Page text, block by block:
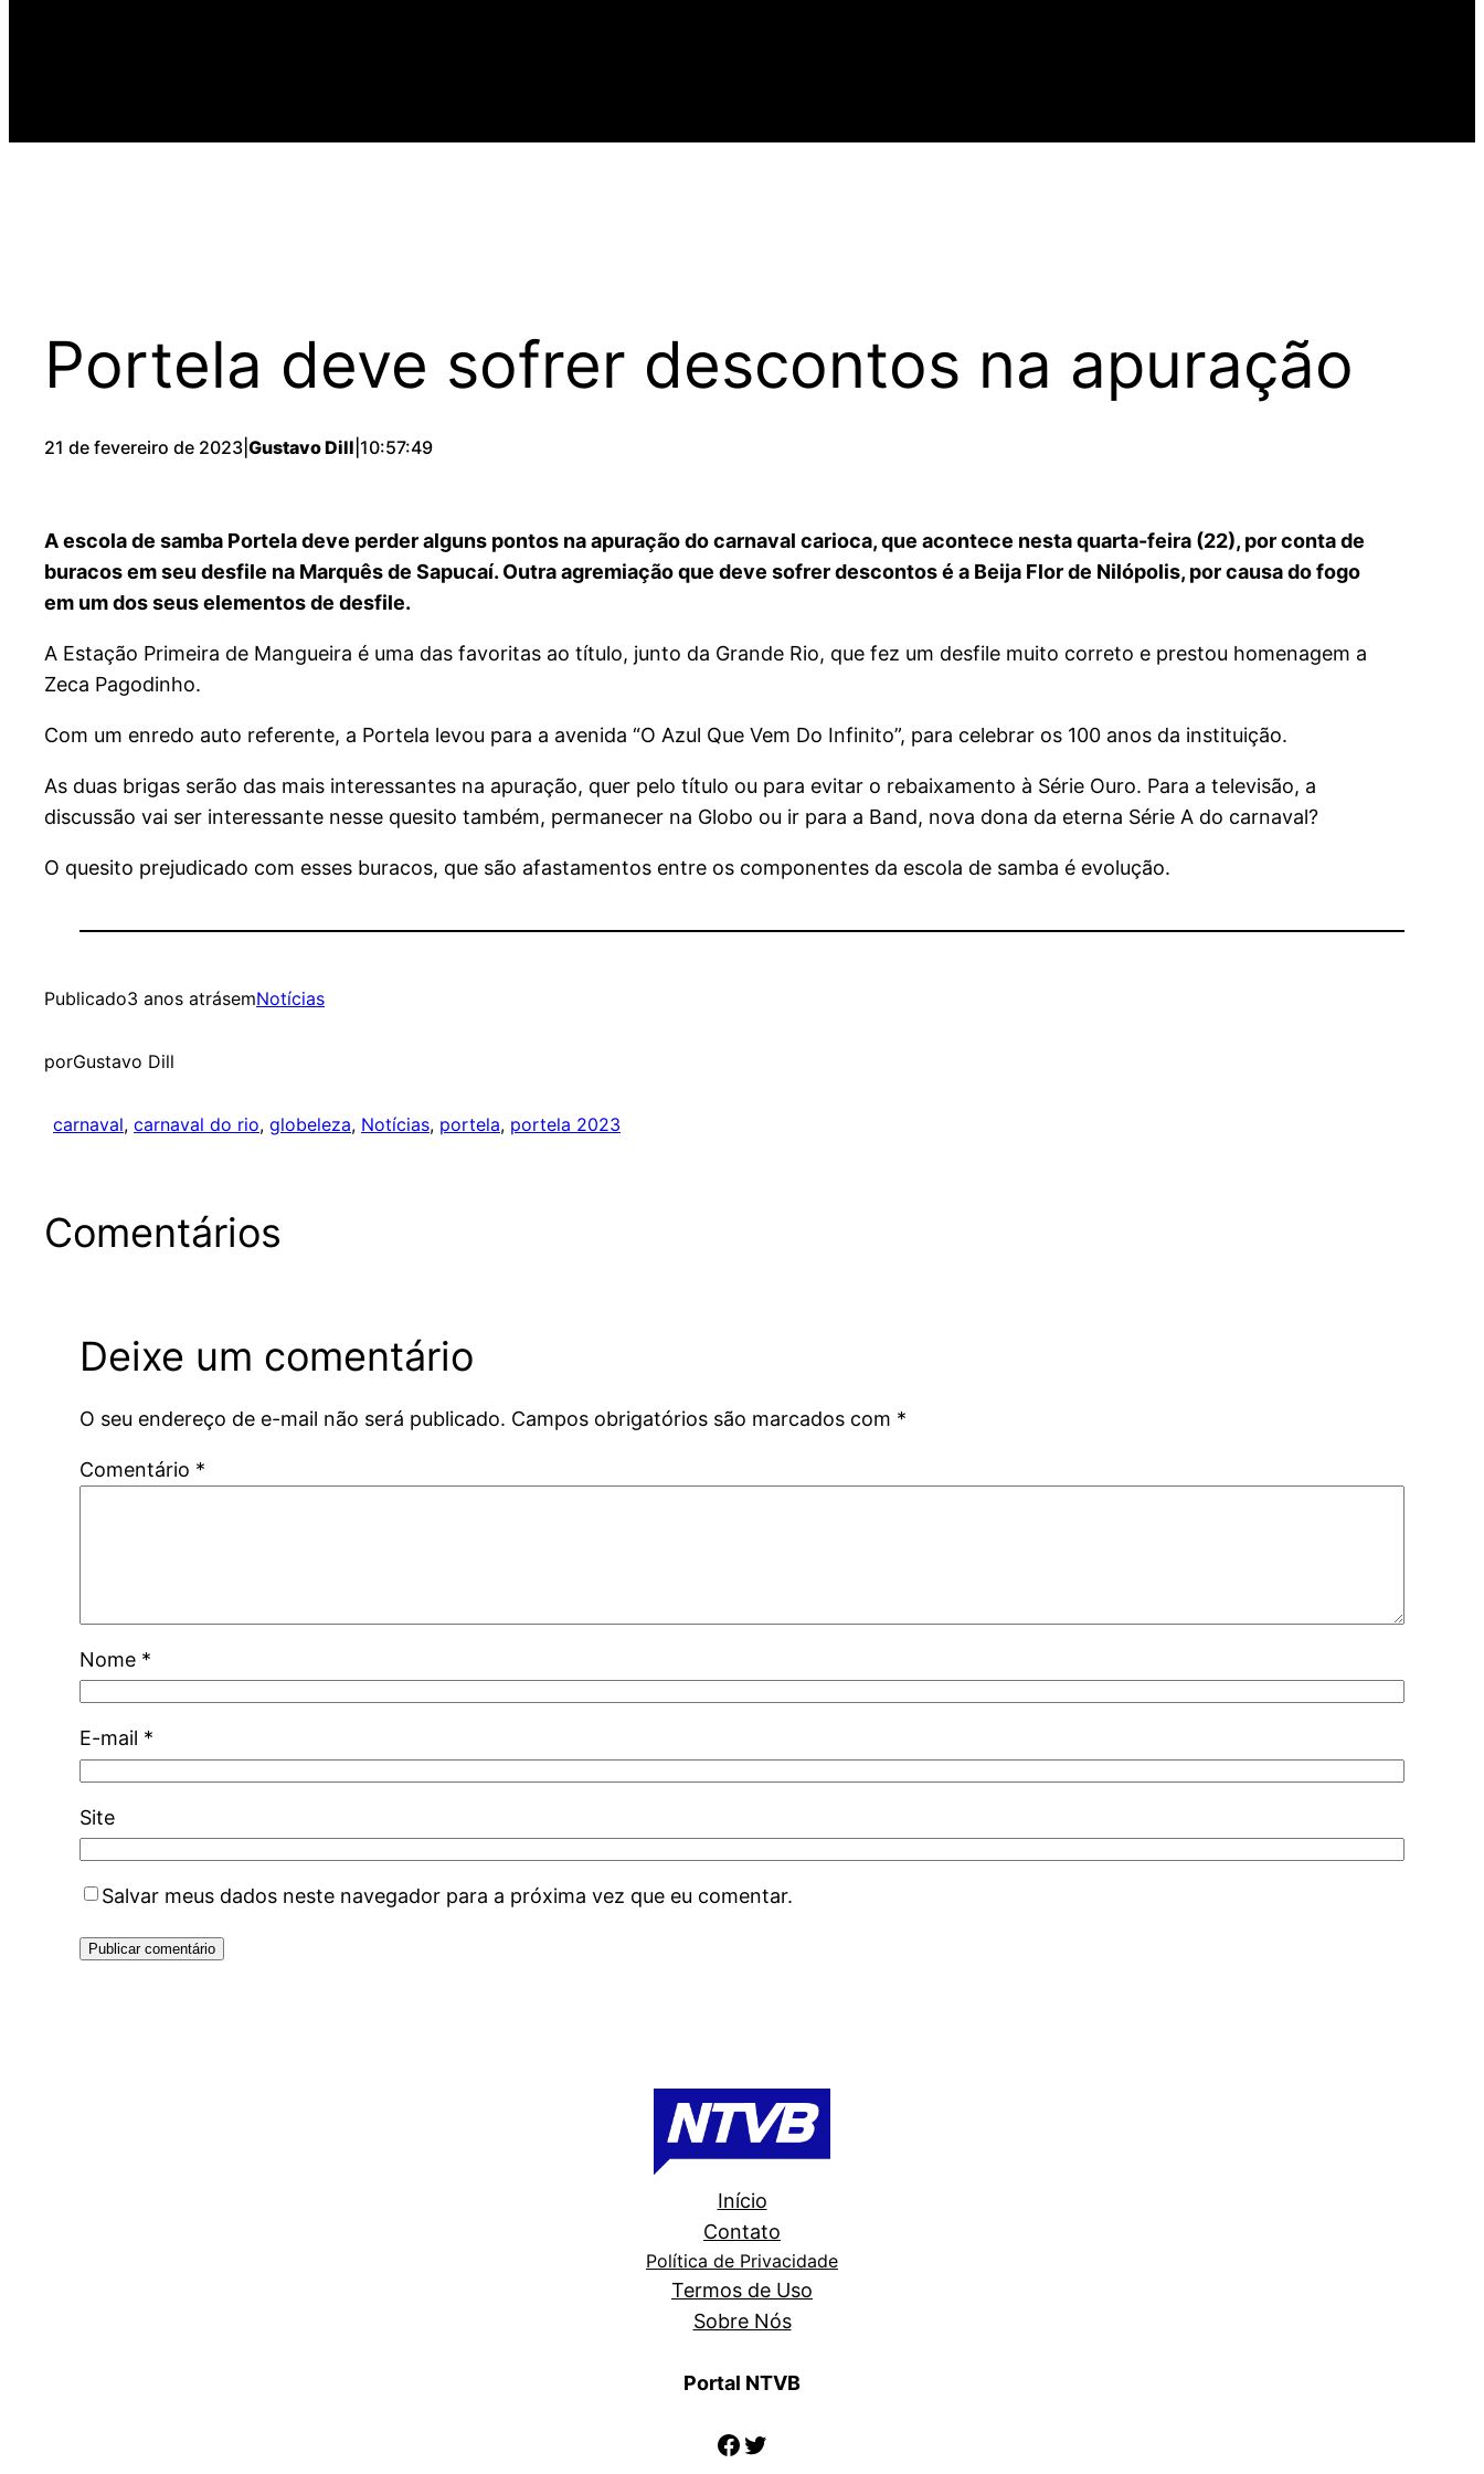
Portela deve sofrer descontos na apuração
21 de fevereiro de 2023 Gustavo Dill 10:57:49
A escola de samba Portela deve perder alguns pontos na apuração do carnaval carioca, que acontece nesta quarta-feira (22), por conta de
buracos em seu desfile na Marquês de Sapucaí. Outra agremiação que deve sofrer descontos é a Beija Flor de Nilópolis, por causa do fogo
em um dos seus elementos de desfile.
A Estação Primeira de Mangueira é uma das favoritas ao título, junto da Grande Rio, que fez um desfile muito correto e prestou homenagem a
Zeca Pagodinho.
Com um enredo auto referente, a Portela levou para a avenida “O Azul Que Vem Do Infinito”, para celebrar os 100 anos da instituição.
As duas brigas serão das mais interessantes na apuração, quer pelo título ou para evitar o rebaixamento à Série Ouro. Para a televisão, a
discussão vai ser interessante nesse quesito também, permanecer na Globo ou ir para a Band, nova dona da eterna Série A do carnaval?
O quesito prejudicado com esses buracos, que são afastamentos entre os componentes da escola de samba é evolução.
Publicado3 anos atrásemNotícias
porGustavo Dill
carnaval, carnaval do rio, globeleza, Notícias, portela, portela 2023
Comentários
Deixe um comentário
O seu endereço de e-mail não será publicado. Campos obrigatórios são marcados com *
Comentário *
Nome *
E-mail *
Site
Salvar meus dados neste navegador para a próxima vez que eu comentar.
Início
Contato
Política de Privacidade
Termos de Uso
Sobre Nós
Portal NTVB
Facebook
Twitter